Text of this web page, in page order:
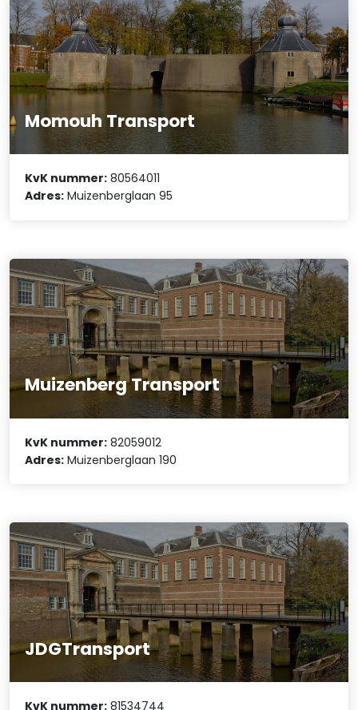
Momouh Transport
KvK nummer: 80564011
Adres: Muizenberglaan 95
Muizenberg Transport
KvK nummer: 82059012
Adres: Muizenberglaan 190
JDGTransport
KvK nummer: 81534744